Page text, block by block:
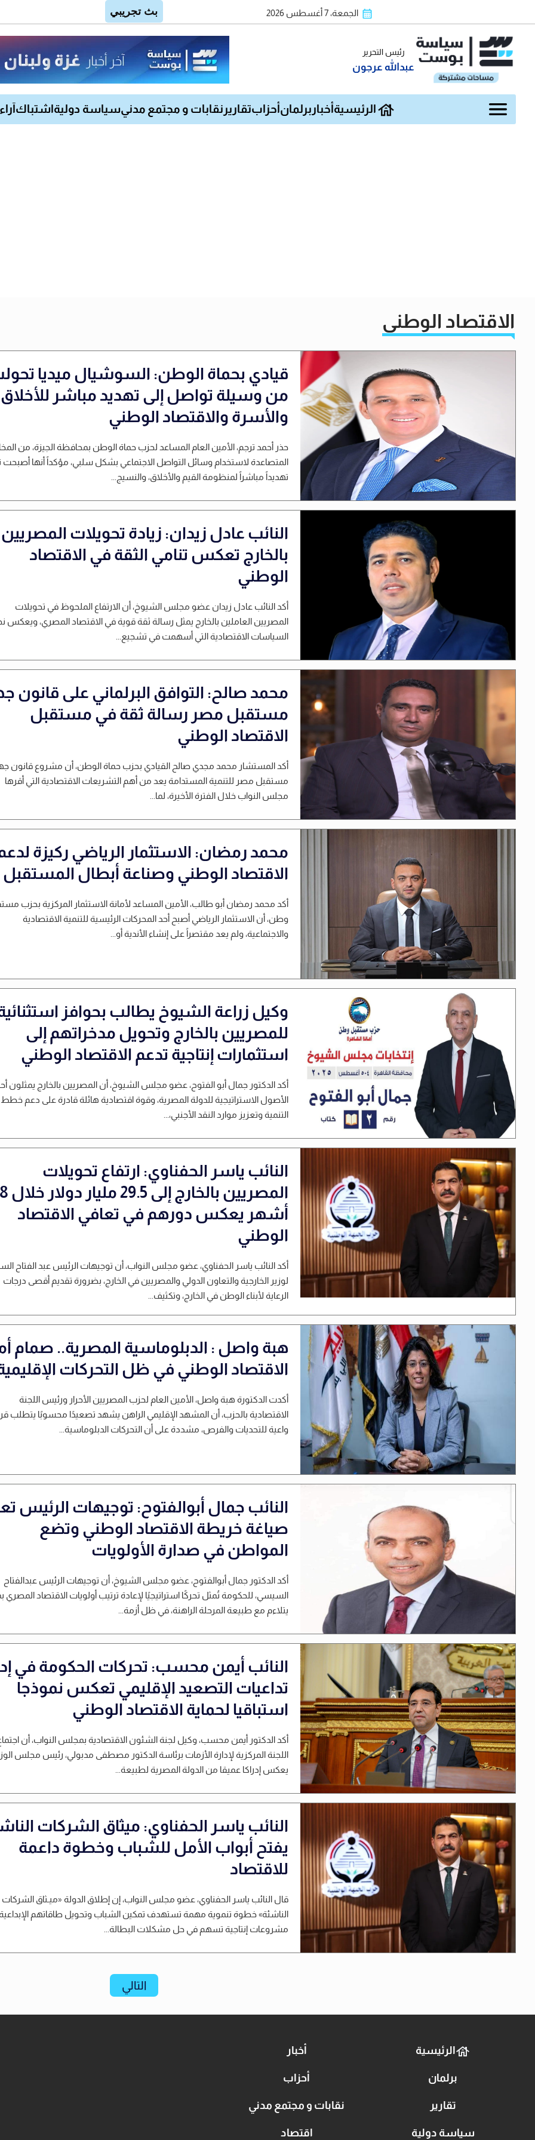
الجمعة، 7 أغسطس 2026
رئيس التحرير
عبدالله عرجون
الرئيسية أخبار برلمان أحزابتقارير نقابات و مجتمع مدنيسياسة دولية اشتباك
الاقتصاد الوطني
قيادي بحماة الوطن: السوشيال ميديا
من وسيلة تواصل إلى تهديد مباشر للأخلاق
والأسرة والاقتصاد الوطني
حذر أحمد ترجم، الأمين العام المساعد لحزب حماة الوطن بمحافظة الجيزة، من
المتصاعدة لاستخدام وسائل التواصل الاجتماعي بشكل سلبي، مؤكداً أنها أصبحت
تهديداً مباشراً لمنظومة القيم والأخلاق، والنسيج...
النائب عادل زيدان: زيادة تحويلات المصريين
بالخارج تعكس تنامي الثقة في الاقتصاد
الوطني
أكد النائب عادل زيدان عضو مجلس الشيوخ، أن الارتفاع الملحوظ في تحويلات
المصريين العاملين بالخارج يمثل رسالة ثقة قوية في الاقتصاد المصري، ويعكس
السياسات الاقتصادية التي أسهمت في تشجيع...
محمد صالح: التوافق البرلماني على قانون
مستقبل مصر رسالة ثقة في مستقبل
الاقتصاد الوطني
أكد المستشار محمد مجدي صالح القيادي بحزب حماة الوطن، أن مشروع قانون
مستقبل مصر للتنمية المستدامة يعد من أهم التشريعات الاقتصادية التي أقرها
مجلس النواب خلال الفترة الأخيرة، لما...
محمد رمضان: الاستثمار الرياضي ركيزة
الاقتصاد الوطني وصناعة أبطال المستقبل
أكد محمد رمضان أبو طالب، الأمين المساعد لأمانة الاستثمار المركزية بحزب
وطن، أن الاستثمار الرياضي أصبح أحد المحركات الرئيسية للتنمية الاقتصادية
والاجتماعية، ولم يعد مقتصراً على إنشاء الأندية أو...
وكيل زراعة الشيوخ يطالب بحوافز
للمصريين بالخارج وتحويل مدخراتهم إلى
استثمارات إنتاجية تدعم الاقتصاد الوطني
أكد الدكتور جمال أبو الفتوح، عضو مجلس الشيوخ، أن المصريين بالخارج يمثلون
الأصول الاستراتيجية للدولة المصرية، وقوة اقتصادية هائلة قادرة على دعم خطط
التنمية وتعزيز موارد النقد الأجنبي،...
النائب ياسر الحفناوي: ارتفاع تحويلات
المصريين بالخارج إلى 29.5 مليار دولار خلال 8
أشهر يعكس دورهم في تعافي الاقتصاد
الوطني
أكد النائب ياسر الحفناوي، عضو مجلس النواب، أن توجيهات الرئيس عبد الفتاح
لوزير الخارجية والتعاون الدولي والمصريين في الخارج، بضرورة تقديم أقصى درجات
الرعاية لأبناء الوطن في الخارج، وتكثيف...
هبة واصل : الدبلوماسية المصرية.. صمام
الاقتصاد الوطني في ظل التحركات
أكدت الدكتورة هبة واصل، الأمين العام لحزب المصريين الأحرار ورئيس اللجنة
الاقتصادية بالحزب، أن المشهد الإقليمي الراهن يشهد تصعيدًا محسوبًا يتطلب
واعية للتحديات والفرص، مشددة على أن التحركات الدبلوماسية...
النائب جمال أبوالفتوح: توجيهات الرئيس
صياغة خريطة الاقتصاد الوطني وتضع
المواطن في صدارة الأولويات
أكد الدكتور جمال أبوالفتوح، عضو مجلس الشيوخ، أن توجيهات الرئيس عبدالفتاح
السيسي، للحكومة تُمثل تحركًا استراتيجيًا لإعادة ترتيب أولويات الاقتصاد المصري
يتلاءم مع طبيعة المرحلة الراهنة، في ظل أزمة...
النائب أيمن محسب: تحركات الحكومة في
تداعيات التصعيد الإقليمي تعكس نموذجا
استباقيا لحماية الاقتصاد الوطني
أكد الدكتور أيمن محسب، وكيل لجنة الشئون الاقتصادية بمجلس النواب، أن
اللجنة المركزية لإدارة الأزمات برئاسة الدكتور مصطفى مدبولي، رئيس مجلس
يعكس إدراكا عميقا من الدولة المصرية لطبيعة...
النائب ياسر الحفناوي: ميثاق الشركات
يفتح أبواب الأمل للشباب وخطوة داعمة
للاقتصاد
قال النائب ياسر الحفناوي، عضو مجلس النواب، إن إطلاق الدولة «ميـثاق الشركات
الناشئة» خطوة تنموية مهمة تستهدف تمكين الشباب وتحويل طاقاتهم
مشروعات إنتاجية تسهم في حل مشكلات البطالة...
التالي
الرئيسية أخبار
برلمان أحزاب
تقارير نقابات و مجتمع مدني
سياسة دولية اقتصاد